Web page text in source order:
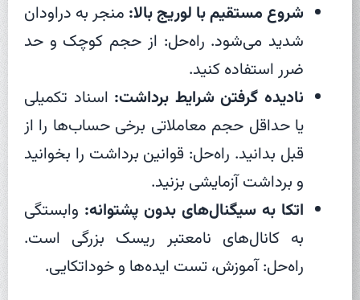
شروع مستقیم با لوریج بالا: منجر به دراودان
شدید می‌شود. راه‌حل: از حجم کوچک و حد
ضرر استفاده کنید.
نادیده گرفتن شرایط برداشت: اسناد تکمیلی
یا حداقل حجم معاملاتی برخی حساب‌ها را از
قبل بدانید. راه‌حل: قوانین برداشت را بخوانید
و برداشت آزمایشی بزنید.
اتکا به سیگنال‌های بدون پشتوانه: وابستگی
به کانال‌های نامعتبر ریسک بزرگی است.
راه‌حل: آموزش، تست ایده‌ها و خوداتکایی.